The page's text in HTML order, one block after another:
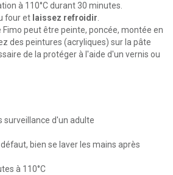
à 110°C durant 30 minutes.
four et laissez refroidir
Fimo peut être peinte, poncée, montée en
des peintures (acryliques) sur la pâte
de la protéger à l'aide d'un vernis ou
surveillance d'un adulte
bien se laver les mains après
à 110°C